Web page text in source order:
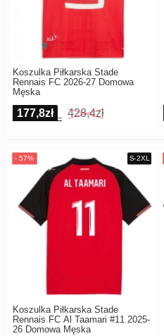
Koszulka Piłkarska Stade
Rennais FC 2026-27 Domowa
Męska
177,8zł 428,4zł
Koszulka Piłkarska Stade
Rennais FC Al Taamari #11 2025-
26 Domowa Męska